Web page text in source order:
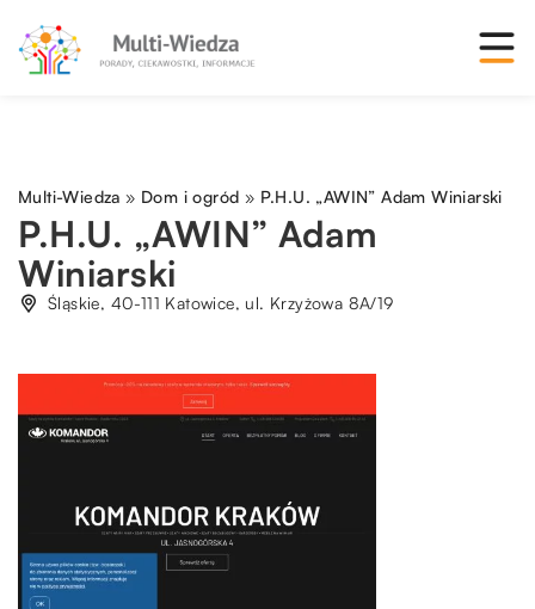
Multi-Wiedza » Dom i ogród » P.H.U. „AWIN” Adam Winiarski
P.H.U. „AWIN” Adam
Winiarski
Śląskie, 40-111 Katowice, ul. Krzyżowa 8A/19